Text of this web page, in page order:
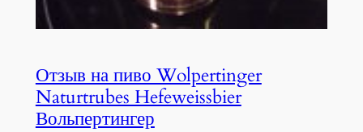
Отзыв на пиво Wolpertinger
Naturtrubes Hefeweissbier
Вольпертингер